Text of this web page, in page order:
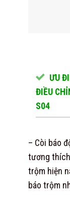
ƯU
ĐIỀU
S04
– Còi báo
tương
trộm hiện
báo trộm